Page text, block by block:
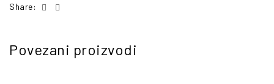
Share: Facebook
Povezani proizvodi